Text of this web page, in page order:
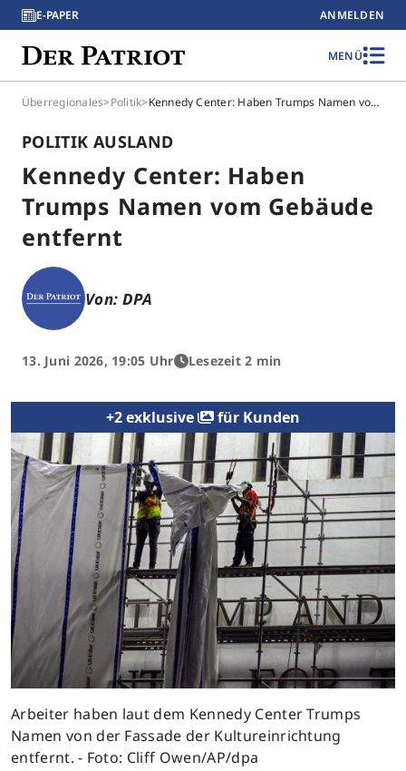
E-PAPER ANMELDEN
MENÜ
Überregionales>Politik> Kennedy Center: Haben Trumps Namen vom Gebäude entfernt
POLITIK AUSLAND
Kennedy Center: Haben
Trumps Namen vom Gebäude
entfernt
Von: DPA
13. Juni 2026, 19:05 Uhr Lesezeit 2 min
+2 exklusive für Kunden
Arbeiter haben laut dem Kennedy Center Trumps
Namen von der Fassade der Kultureinrichtung
entfernt. - Foto: Cliff Owen/AP/dpa
Previous Next